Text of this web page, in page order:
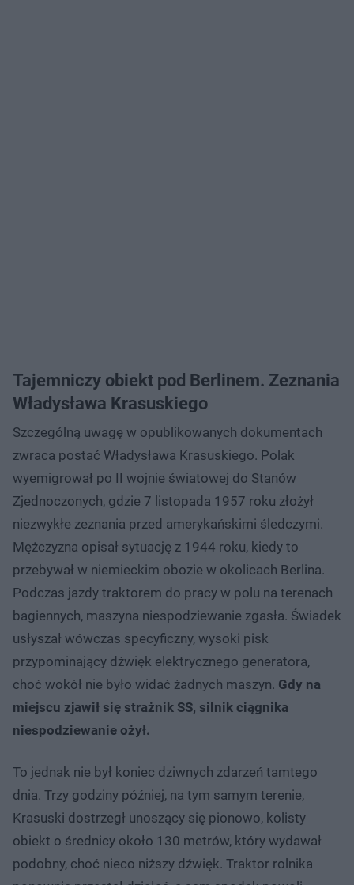
Tajemniczy obiekt pod Berlinem. Zeznania
Władysława Krasuskiego
Szczególną uwagę w opublikowanych dokumentach
zwraca postać Władysława Krasuskiego. Polak
wyemigrował po II wojnie światowej do Stanów
Zjednoczonych, gdzie 7 listopada 1957 roku złożył
niezwykłe zeznania przed amerykańskimi śledczymi.
Mężczyzna opisał sytuację z 1944 roku, kiedy to
przebywał w niemieckim obozie w okolicach Berlina.
Podczas jazdy traktorem do pracy w polu na terenach
bagiennych, maszyna niespodziewanie zgasła. Świadek
usłyszał wówczas specyficzny, wysoki pisk
przypominający dźwięk elektrycznego generatora,
choć wokół nie było widać żadnych maszyn. Gdy na
miejscu zjawił się strażnik SS, silnik ciągnika
niespodziewanie ożył.
To jednak nie był koniec dziwnych zdarzeń tamtego
dnia. Trzy godziny później, na tym samym terenie,
Krasuski dostrzegł unoszący się pionowo, kolisty
obiekt o średnicy około 130 metrów, który wydawał
podobny, choć nieco niższy dźwięk. Traktor rolnika